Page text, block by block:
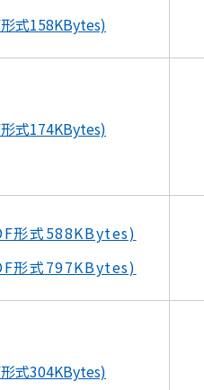
式158KBytes)
式174KBytes)
形式588KBytes)
形式797KBytes)
式304KBytes)